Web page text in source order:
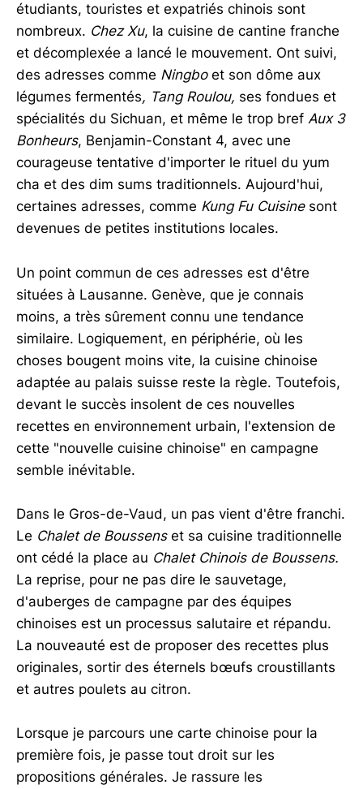
étudiants, touristes et expatriés chinois sont
nombreux. Chez Xu, la cuisine de cantine franche
et décomplexée a lancé le mouvement. Ont suivi,
des adresses comme Ningboet son dôme aux
légumes fermentés, Tang Roulou, ses fondues et
spécialités du Sichuan, et même le trop bref Aux 3
Bonheurs, Benjamin-Constant 4, avec une
courageuse tentative d'importer le rituel du yum
cha et des dim sums traditionnels. Aujourd'hui,
certaines adresses, comme Kung Fu Cuisine sont
devenues de petites institutions locales.
Un point commun de ces adresses est d'être
situées à Lausanne. Genève, que je connais
moins, a très sûrement connu une tendance
similaire. Logiquement, en périphérie, où les
choses bougent moins vite, la cuisine chinoise
adaptée au palais suisse reste la règle. Toutefois,
devant le succès insolent de ces nouvelles
recettes en environnement urbain, l'extension de
cette "nouvelle cuisine chinoise" en campagne
semble inévitable.
Dans le Gros-de-Vaud, un pas vient d'être franchi.
Le Chalet de Boussenset sa cuisine traditionnelle
ont cédé la place au Chalet Chinois de Boussens.
La reprise, pour ne pas dire le sauvetage,
d'auberges de campagne par des équipes
chinoises est un processus salutaire et répandu.
La nouveauté est de proposer des recettes plus
originales, sortir des éternels bœufs croustillants
et autres poulets au citron.
Lorsque je parcours une carte chinoise pour la
première fois, je passe tout droit sur les
propositions générales. Je rassure les